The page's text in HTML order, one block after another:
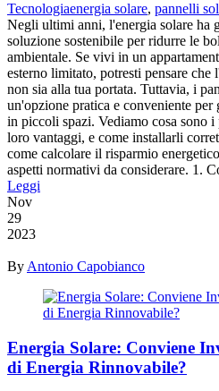
Tecnologiaenergia solare, pannelli
Negli ultimi anni, l'energia solare ha
soluzione sostenibile per ridurre le
ambientale. Se vivi in un
esterno limitato, potresti pensare
non sia alla tua portata. Tuttavia, i
un'opzione pratica e conveniente per
in piccoli spazi. Vediamo cosa sono
loro vantaggi, e come installarli
come calcolare il risparmio
aspetti normativi da considerare. 1.
Leggi
Nov
29
2023
By Antonio Capobianco
Energia Solare: Conviene
di Energia Rinnovabile?